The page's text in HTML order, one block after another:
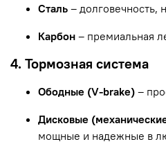
Сталь – долговечность,
Карбон – премиальная
4. Тормозная система
Ободные (V-brake) –
Дисковые
мощные и надежные в